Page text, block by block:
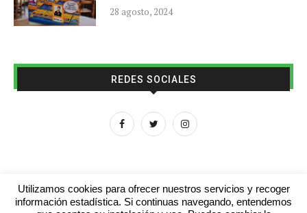
28 agosto, 2024
REDES SOCIALES
Utilizamos cookies para ofrecer nuestros servicios y recoger
información estadística. Si continuas navegando, entendemos